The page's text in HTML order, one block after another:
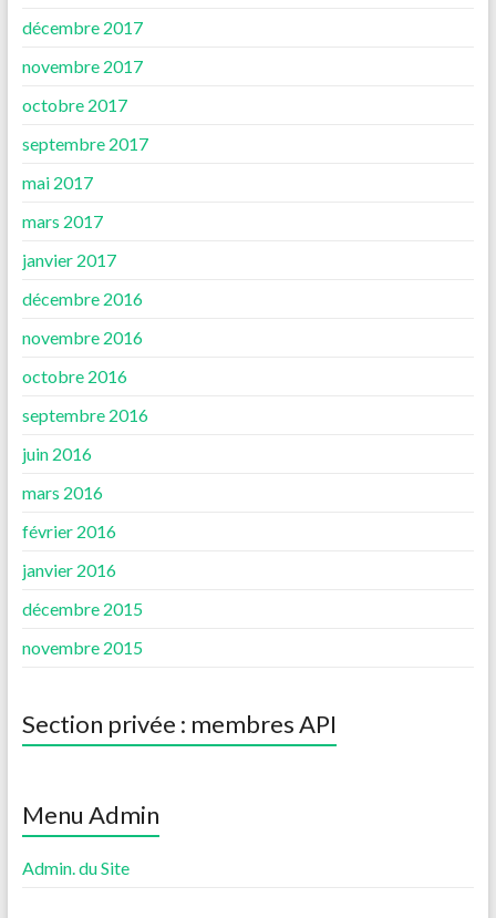
décembre 2017
novembre 2017
octobre 2017
septembre 2017
mai 2017
mars 2017
janvier 2017
décembre 2016
novembre 2016
octobre 2016
septembre 2016
juin 2016
mars 2016
février 2016
janvier 2016
décembre 2015
novembre 2015
Section privée : membres API
Menu Admin
Admin. du Site